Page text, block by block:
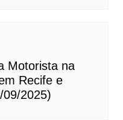
Motorista na
Recife e
2025)